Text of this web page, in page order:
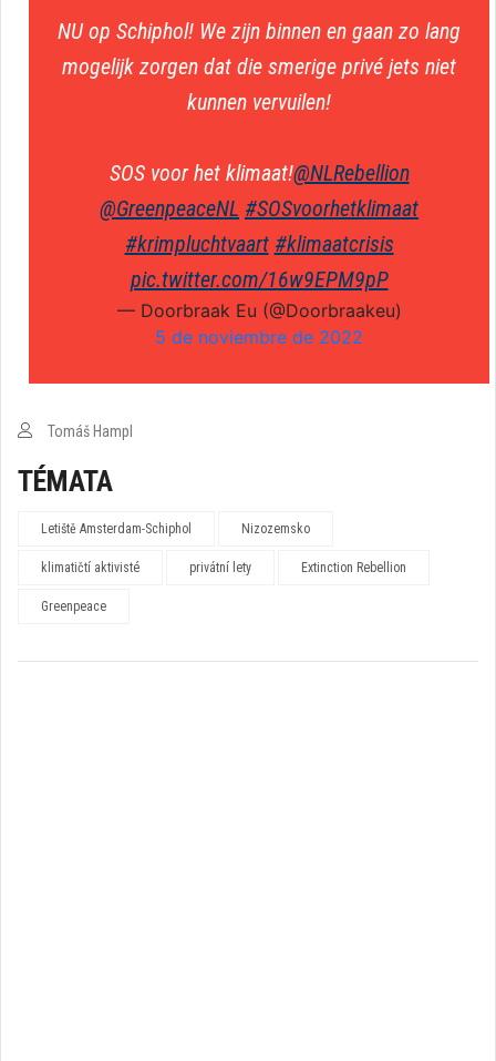
NU op Schiphol! We zijn binnen en gaan zo lang
mogelijk zorgen dat die smerige privé jets niet
kunnen vervuilen!
SOS voor het klimaat!@NLRebellion
@GreenpeaceNL #SOSvoorhetklimaat
#krimpluchtvaart #klimaatcrisis
pic.twitter.com/16w9EPM9pP
— Doorbraak Eu (@Doorbraakeu)
5 de noviembre de 2022
Tomáš Hampl
TÉMATA
Letiště Amsterdam-Schiphol Nizozemsko
klimatičtí aktivisté privátní lety Extinction Rebellion
Greenpeace